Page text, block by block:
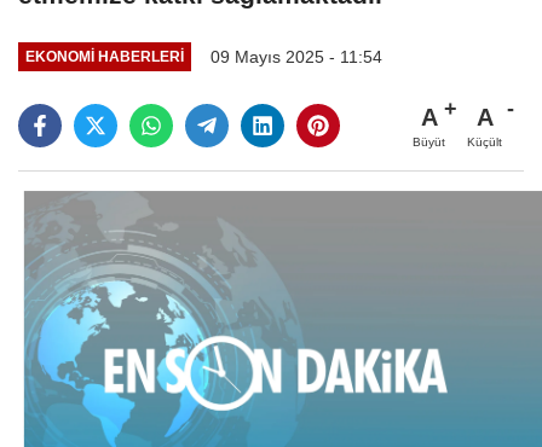
EKONOMI HABERLERI 09 Mayıs 2025 - 11:54
A
Büyüt
A
Küçült